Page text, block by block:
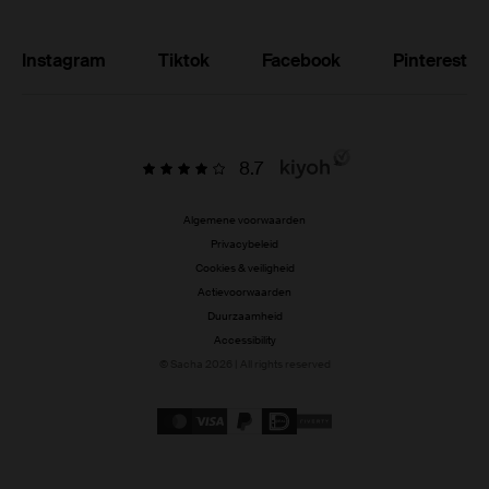
Instagram Tiktok Facebook Pinterest
8.7
Algemene voorwaarden
Privacybeleid
Cookies & veiligheid
Actievoorwaarden
Duurzaamheid
Accessibility